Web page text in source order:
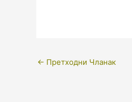
← Претходни Чланак